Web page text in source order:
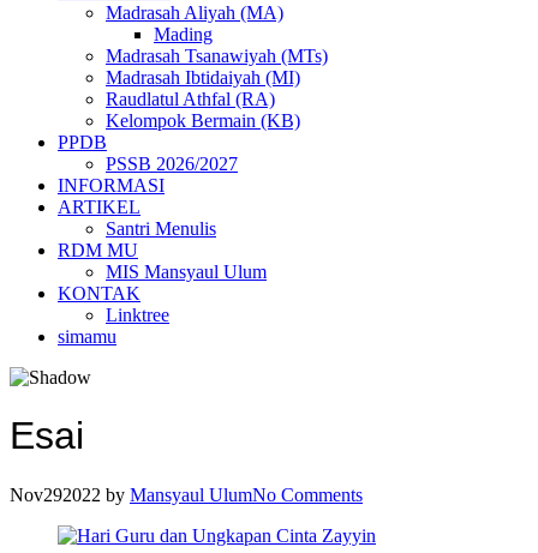
Madrasah Aliyah (MA)
Mading
Madrasah Tsanawiyah (MTs)
Madrasah Ibtidaiyah (MI)
Raudlatul Athfal (RA)
Kelompok Bermain (KB)
PPDB
PSSB 2026/2027
INFORMASI
ARTIKEL
Santri Menulis
RDM MU
MIS Mansyaul Ulum
KONTAK
Linktree
simamu
Esai
Nov292022 by Mansyaul UlumNo Comments